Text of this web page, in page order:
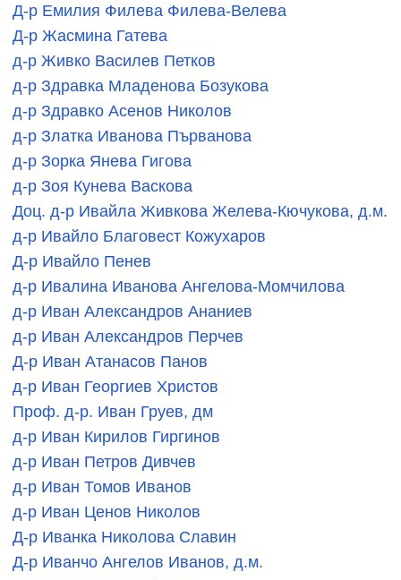
Д-р Емилия Филева Филева-Велева
Д-р Жасмина Гатева
д-р Живко Василев Петков
д-р Здравка Младенова Бозукова
д-р Здравко Асенов Николов
д-р Златка Иванова Първанова
д-р Зорка Янева Гигова
д-р Зоя Кунева Васкова
Доц. д-р Ивайла Живкова Желева-Кючукова, д.м.
д-р Ивайло Благовест Кожухаров
Д-р Ивайло Пенев
д-р Ивалина Иванова Ангелова-Момчилова
д-р Иван Александров Ананиев
д-р Иван Александров Перчев
Д-р Иван Атанасов Панов
д-р Иван Георгиев Христов
Проф. д-р. Иван Груев, дм
д-р Иван Кирилов Гиргинов
д-р Иван Петров Дивчев
д-р Иван Томов Иванов
д-р Иван Ценов Николов
Д-р Иванка Николова Славин
Д-р Иванчо Ангелов Иванов, д.м.